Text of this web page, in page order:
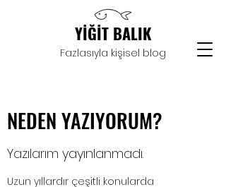
Fazlasıyla kişisel blog
YİĞİT BALIK
NEDEN YAZIYORUM?
Yazılarım yayınlanmadı.
Uzun yıllardır çeşitli konularda